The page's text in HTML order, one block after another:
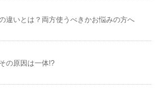
違いとは？両方使うべきかお悩みの方へ
の原因は一体!?